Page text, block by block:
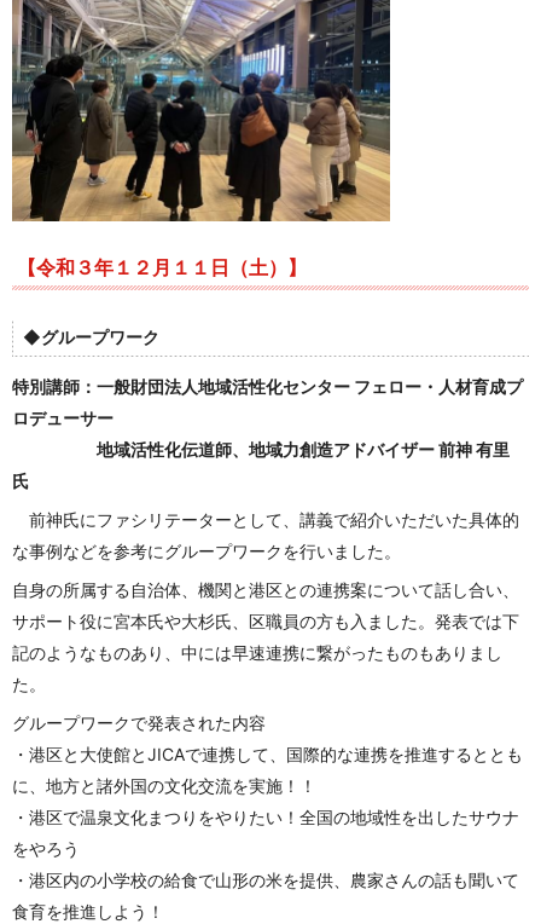
【令和３年１２月１１日（土）】
◆グループワーク
特別講師：一般財団法人地域活性化センター フェロー・人材育成プ
ロデューサー
地域活性化伝道師、地域力創造アドバイザー 前神 有里
氏
前神氏にファシリテーターとして、講義で紹介いただいた具体的
な事例などを参考にグループワークを行いました。
自身の所属する自治体、機関と港区との連携案について話し合い、
サポート役に宮本氏や大杉氏、区職員の方も入ました。発表では下
記のようなものあり、中には早速連携に繋がったものもありまし
た。
グループワークで発表された内容
・港区と大使館とJICAで連携して、国際的な連携を推進するととも
に、地方と諸外国の文化交流を実施！！
・港区で温泉文化まつりをやりたい！全国の地域性を出したサウナ
をやろう
・港区内の小学校の給食で山形の米を提供、農家さんの話も聞いて
食育を推進しよう！